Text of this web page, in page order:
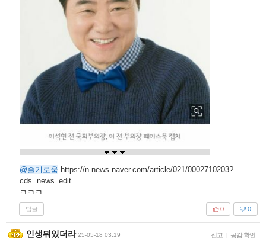
@슬기로움 https://n.news.naver.com/article/021/0002710203?
cds=news_edit
ㅋㅋㅋ
답글 0
0
인생뭐있더라 25-05-18 03:19 신고 | 공감 확인